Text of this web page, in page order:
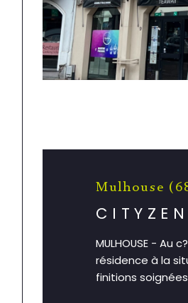
Mulhouse
MULHOUSE - Au
résidence à la
finitions